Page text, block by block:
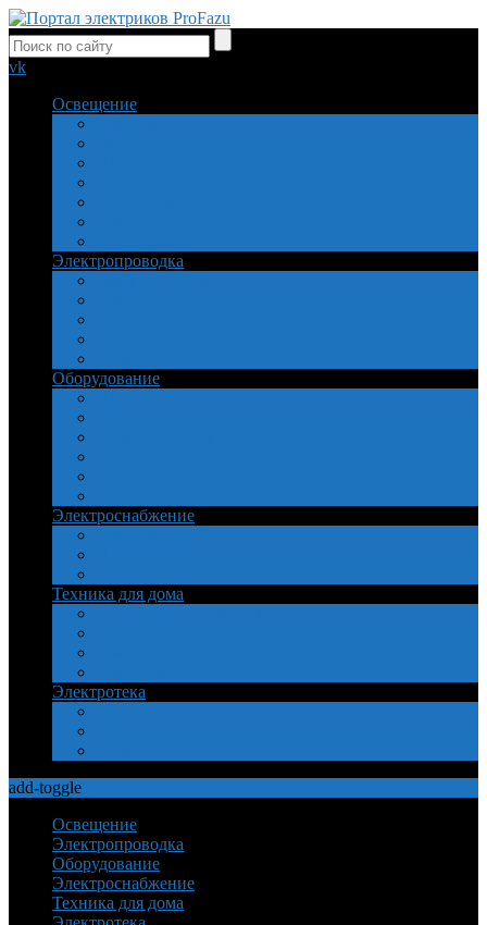
vk
Освещение
Электропроводка
Оборудование
Электроснабжение
Техника для дома
Электротека
add-toggle
Освещение
Электропроводка
Оборудование
Электроснабжение
Техника для дома